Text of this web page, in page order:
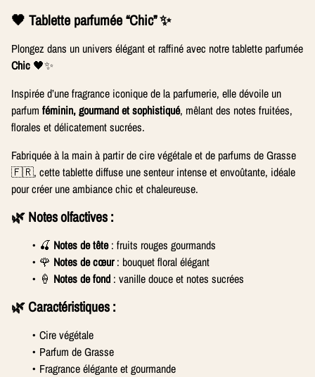
🖤 Tablette parfumée “Chic” ✨
Plongez dans un univers élégant et raffiné avec notre tablette parfumée
Chic 🖤✨
Inspirée d’une fragrance iconique de la parfumerie, elle dévoile un
parfum féminin, gourmand et sophistiqué, mêlant des notes fruitées,
florales et délicatement sucrées.
Fabriquée à la main à partir de cire végétale et de parfums de Grasse
🇫🇷, cette tablette diffuse une senteur intense et envoûtante, idéale
pour créer une ambiance chic et chaleureuse.
🌿 Notes olfactives :
🍒 Notes de tête: fruits rouges gourmands
🌹 Notes de cœur: bouquet floral élégant
🍦 Notes de fond : vanille douce et notes sucrées
🌿 Caractéristiques :
Cire végétale
Parfum de Grasse
Fragrance élégante et gourmande